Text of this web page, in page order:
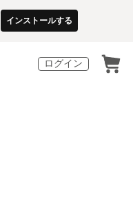
インストールする
ログイン